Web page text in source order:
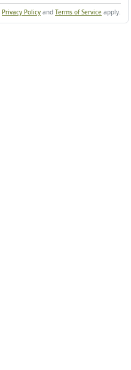
Privacy Policy and Terms of Service apply.